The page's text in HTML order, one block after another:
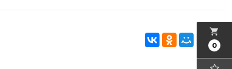
local_grocery_store
0